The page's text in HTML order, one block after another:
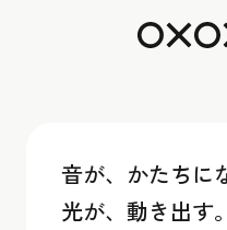
音が、かたちに
光が、動き出す。